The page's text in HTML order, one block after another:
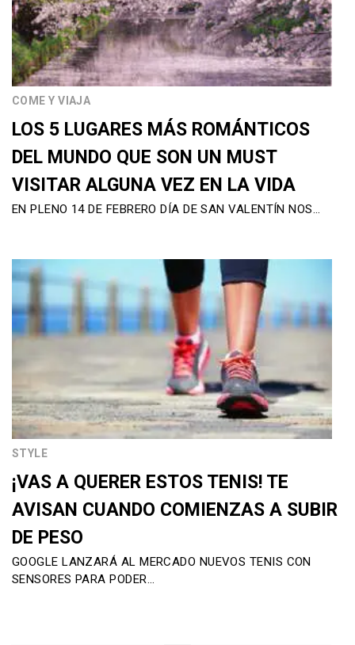
COME Y VIAJA
LOS 5 LUGARES MÁS ROMÁNTICOS
DEL MUNDO QUE SON UN MUST
VISITAR ALGUNA VEZ EN LA VIDA
EN PLENO 14 DE FEBRERO DÍA DE SAN VALENTÍN NOS…
STYLE
¡VAS A QUERER ESTOS TENIS! TE
AVISAN CUANDO COMIENZAS A SUBIR
DE PESO
GOOGLE LANZARÁ AL MERCADO NUEVOS TENIS CON
SENSORES PARA PODER…